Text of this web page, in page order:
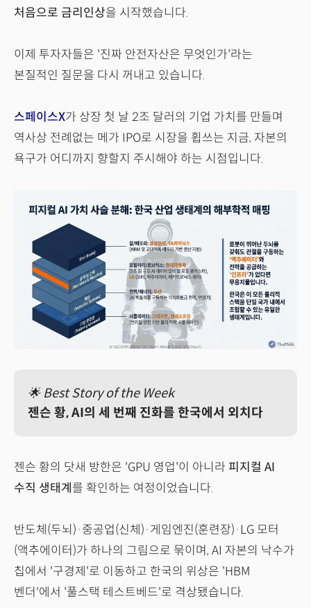
처음으로 금리인상을 시작했습니다.
이제 투자자들은 '진짜 안전자산은 무엇인가'라는
본질적인 질문을 다시 꺼내고 있습니다.
스페이스X가 상장 첫 날 2조 달러의 기업 가치를 만들며
역사상 전례없는 메가 IPO로 시장을 휩쓰는 지금, 자본의
욕구가 어디까지 향할지 주시해야 하는 시점입니다.
🌟 Best Story of the Week
젠슨 황, AI의 세 번째 진화를 한국에서 외치다
젠슨 황의 닷새 방한은 'GPU 영업'이 아니라 피지컬 AI
수직 생태계 를 확인하는 여정이었습니다.
반도체(두뇌)·중공업(신체)·게임엔진(훈련장)·LG 모터
(액추에이터)가 하나의 그림으로 묶이며, AI 자본의 낙수가
칩에서 '구경제'로 이동하고 한국의 위상은 'HBM
벤더'에서 '풀스택 테스트베드'로 격상됐습니다.